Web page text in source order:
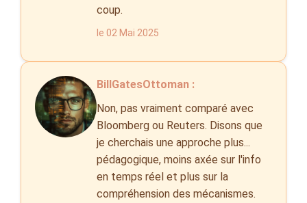
coup.
le 02 Mai 2025
BillGatesOttoman :
Non, pas vraiment comparé avec
Bloomberg ou Reuters. Disons que
je cherchais une approche plus...
pédagogique, moins axée sur l'info
en temps réel et plus sur la
compréhension des mécanismes.